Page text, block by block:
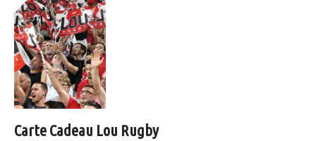
Carte Cadeau Lou Rugby